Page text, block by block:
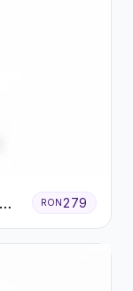
RON279